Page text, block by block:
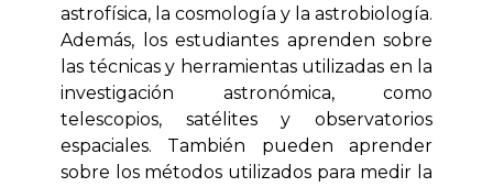
astrofísica, la cosmología y la astrobiología.
Además, los estudiantes aprenden sobre
las técnicas y herramientas utilizadas en la
investigación astronómica, como
telescopios, satélites y observatorios
espaciales. También pueden aprender
sobre los métodos utilizados para medir la